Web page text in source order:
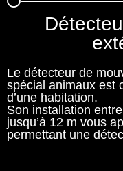
Le détecteur de
spécial animaux est
d’une habitation.
Son installation
jusqu’à 12 m vous
permettant une